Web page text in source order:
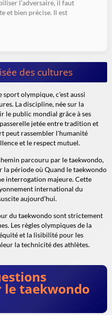
l'adversaire, il faut
et bien précise. Il est
des cultures
olympique, c'est aussi
La discipline, née sur la
le public mondial grâce à ses
jetée entre tradition et
peut rassembler l'humanité
et le respect mutuel.
parcouru par le taekwondo,
la période où Quand le taekwondo
interrogation majeure. Cette
international du
aujourd'hui.
du taekwondo sont strictement
Les règles olympiques de la
et la lisibilité pour les
la technicité des athlètes.
taekwondo